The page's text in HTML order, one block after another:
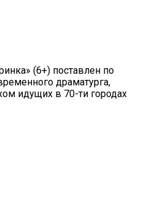
(6+) поставлен по
драматурга,
идущих в 70-ти городах